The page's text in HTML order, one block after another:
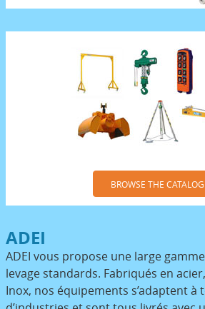
BROWSE THE CATALOG
ADEI
ADEI vous propose une large
levage standards. Fabriqués en
Inox, nos équipements s’adaptent à